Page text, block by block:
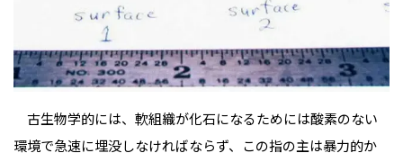
古生物学的には、軟組織が化石になるためには酸素のない
環境で急速に埋没しなければならず、この指の主は暴力的か